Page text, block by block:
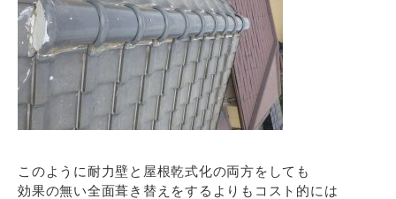
このように耐力壁と屋根乾式化の両方をしても
効果の無い全面葺き替えをするよりもコスト的には